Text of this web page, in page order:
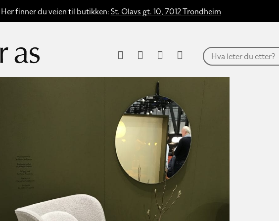
Her finner du veien til butikken:St. Olavs gt. 10, 7012 Trondheim